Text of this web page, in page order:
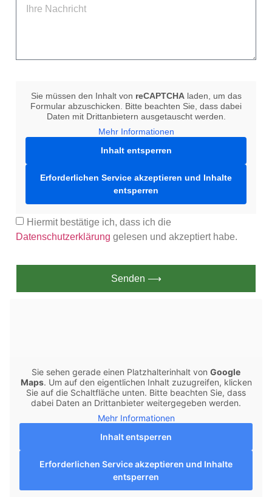
Sie müssen den Inhalt von reCAPTCHAladen, um das
Formular abzuschicken. Bitte beachten Sie, dass dabei
Daten mit Drittanbietern ausgetauscht werden.
Mehr Informationen
Inhalt entsperren
Erforderlichen Service akzeptieren und Inhalte
entsperren
Hiermit bestätige ich, dass ich die
Datenschutzerklärung gelesen und akzeptiert habe.
Senden ⟶
Sie sehen gerade einen Platzhalterinhalt von Google
Maps. Um auf den eigentlichen Inhalt zuzugreifen, klicken
Sie auf die Schaltfläche unten. Bitte beachten Sie, dass
dabei Daten an Drittanbieter weitergegeben werden.
Mehr Informationen
Inhalt entsperren
Erforderlichen Service akzeptieren und Inhalte
entsperren